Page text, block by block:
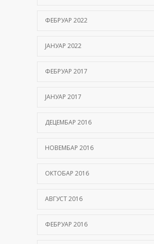
ФЕБРУАР 2022
ЈАНУАР 2022
ФЕБРУАР 2017
ЈАНУАР 2017
ДЕЦЕМБАР 2016
НОВЕМБАР 2016
ОКТОБАР 2016
АВГУСТ 2016
ФЕБРУАР 2016